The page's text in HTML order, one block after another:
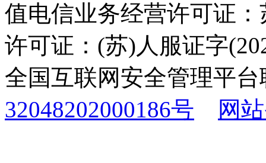
值电信业务经营许可证
许可证：(苏)人服证字
全国互联网安全管理平
32048202000186号
网